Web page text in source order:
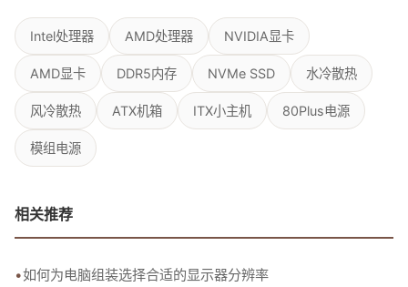
Intel处理器 AMD处理器 NVIDIA显卡
AMD显卡 DDR5内存 NVMe SSD 水冷散热
风冷散热 ATX机箱 ITX小主机 80Plus电源
模组电源
相关推荐
如何为电脑组装选择合适的显示器分辨率